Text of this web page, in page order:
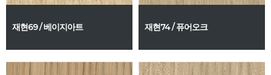
재현69 / 베이지아트 재현74 / 퓨어오크